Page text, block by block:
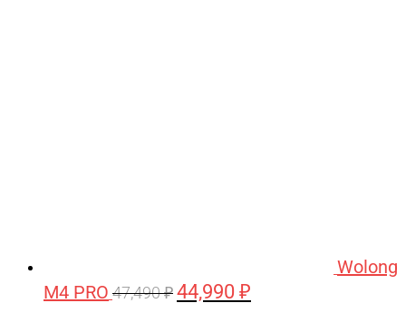
Wolong
M4 PRO 47,490₽ Первоначальная
44,990 ₽